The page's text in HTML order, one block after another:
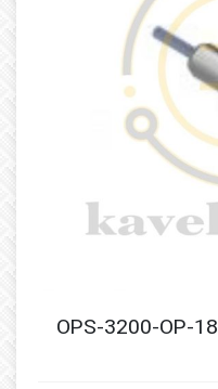
سنسور نوری یک طرفه کد OPS-3200-OP-18